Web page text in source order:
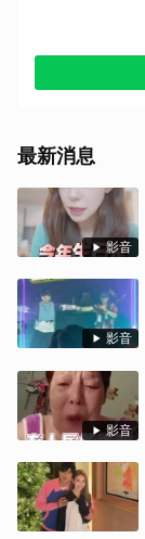
最新消息
影音
影音
影音